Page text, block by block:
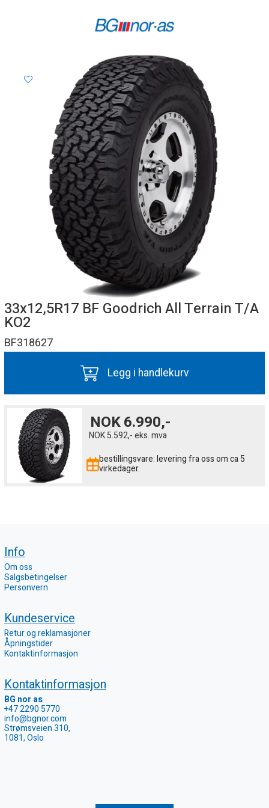
33x12,5R17 BF Goodrich All Terrain T/A
KO2
BF318627
Legg i handlekurv
NOK6.990,-
NOK5.592,-eks. mva
bestillingsvare: levering fra oss om ca 5
virkedager.
Info
Om oss
Salgsbetingelser
Personvern
Kundeservice
Retur og reklamasjoner
Åpningstider
Kontaktinformasjon
Kontaktinformasjon
BG nor as
+47 2290 5770
info@bgnor.com
Strømsveien 310,
1081, Oslo